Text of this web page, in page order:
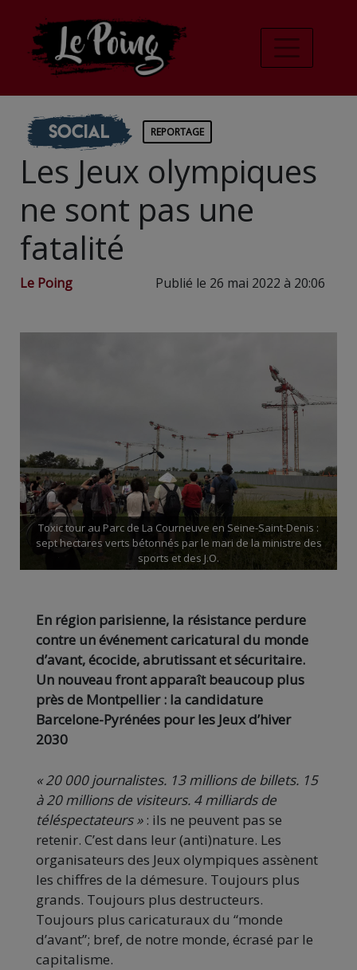
Social REPORTAGE
Les Jeux olympiques
ne sont pas une
fatalité
Le Poing Publié le 26 mai 2022 à 20:06
Toxic tour au Parc de La Courneuve en Seine-Saint-Denis :
sept hectares verts bétonnés par le mari de la ministre des
sports et des J.O.
En région parisienne, la résistance perdure
contre un événement caricatural du monde
d’avant, écocide, abrutissant et sécuritaire.
Un nouveau front apparaît beaucoup plus
près de Montpellier : la candidature
Barcelone-Pyrénées pour les Jeux d’hiver
2030
« 20 000 journalistes. 13 millions de billets. 15
à 20 millions de visiteurs. 4 milliards de
téléspectateurs » : ils ne peuvent pas se
retenir. C’est dans leur (anti)nature. Les
organisateurs des Jeux olympiques assènent
les chiffres de la démesure. Toujours plus
grands. Toujours plus destructeurs.
Toujours plus caricaturaux du “monde
d’avant”; bref, de notre monde, écrasé par le
capitalisme.